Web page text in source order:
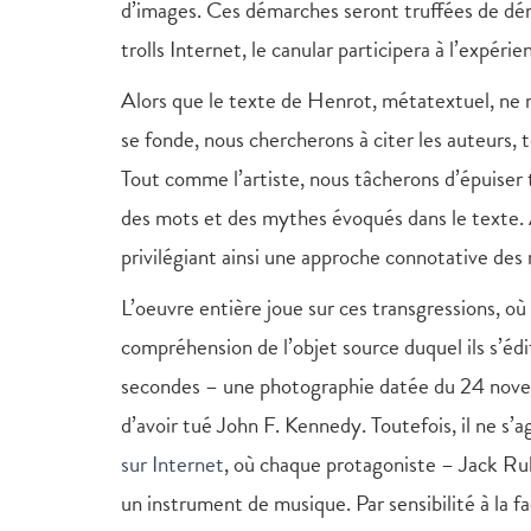
d’images. Ces démarches seront truffées de
trolls Internet, le canular participera à
Alors que le texte de Henrot, métatextuel, ne
se fonde, nous chercherons à citer les
Tout comme l’artiste, nous tâcherons
des mots et des mythes évoqués dans le
privilégiant ainsi une approche connotative
L’oeuvre entière joue sur ces transgressions,
compréhension de l’objet source duquel ils
secondes – une photographie datée du 24
d’avoir tué John F. Kennedy. Toutefois, il ne
sur Internet, où chaque protagoniste – Jack
un instrument de musique. Par sensibilité à la